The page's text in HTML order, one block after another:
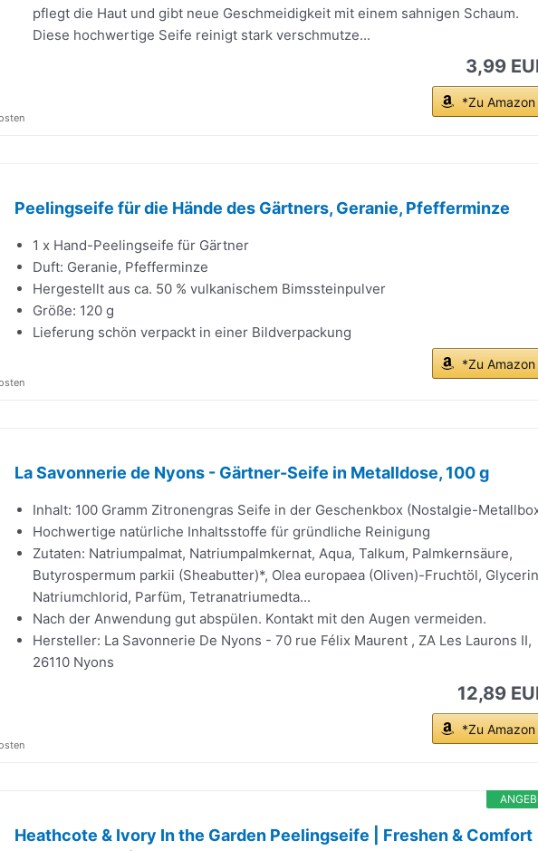
pflegt die Haut und gibt neue Geschmeidigkeit mit einem sahnigen Schaum.
Diese hochwertige Seife reinigt stark verschmutze...
3,99
*Zu Amazon
Peelingseife für die Hände des Gärtners, Geranie, Pfefferminze
1 x Hand-Peelingseife für Gärtner
Duft: Geranie, Pfefferminze
Hergestellt aus ca. 50 % vulkanischem Bimssteinpulver
Größe: 120 g
Lieferung schön verpackt in einer Bildverpackung
*Zu Amazon
La Savonnerie de Nyons - Gärtner-Seife in Metalldose, 100 g
Inhalt: 100 Gramm Zitronengras Seife in der Geschenkbox (Nostalgie-
Hochwertige natürliche Inhaltsstoffe für gründliche Reinigung
Zutaten: Natriumpalmat, Natriumpalmkernat, Aqua, Talkum, Palmkernsäure,
Butyrospermum parkii (Sheabutter)*, Olea europaea (Oliven)-Fruchtöl,
Natriumchlorid, Parfüm, Tetranatriumedta...
Nach der Anwendung gut abspülen. Kontakt mit den Augen vermeiden.
Hersteller: La Savonnerie De Nyons - 70 rue Félix Maurent , ZA Les Laurons II,
26110 Nyons
12,89
*Zu Amazon
Heathcote & Ivory In the Garden Peelingseife | Freshen & Comfort